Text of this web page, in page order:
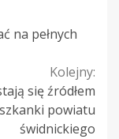
na pełnych
Kolejny:
się źródłem
powiatu
świdnickiego